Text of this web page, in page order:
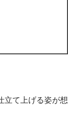
立て上げる姿が想